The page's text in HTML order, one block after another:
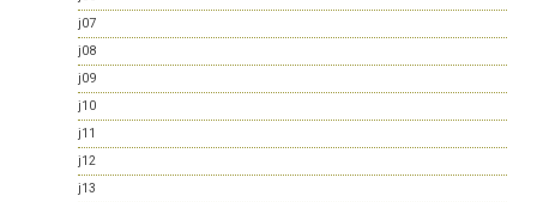
j07
j08
j09
j10
j11
j12
j13